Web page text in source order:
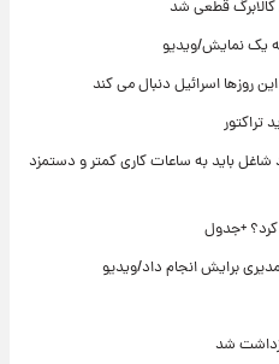
کالابرگ قطعی شد
یک نمایش/ویدیو
روزها اسرائیل دنبال می کند
تراکتور
شاغل باید به ساعات کاری کمتر و دستمزد
برایش انجام داد/ویدیو